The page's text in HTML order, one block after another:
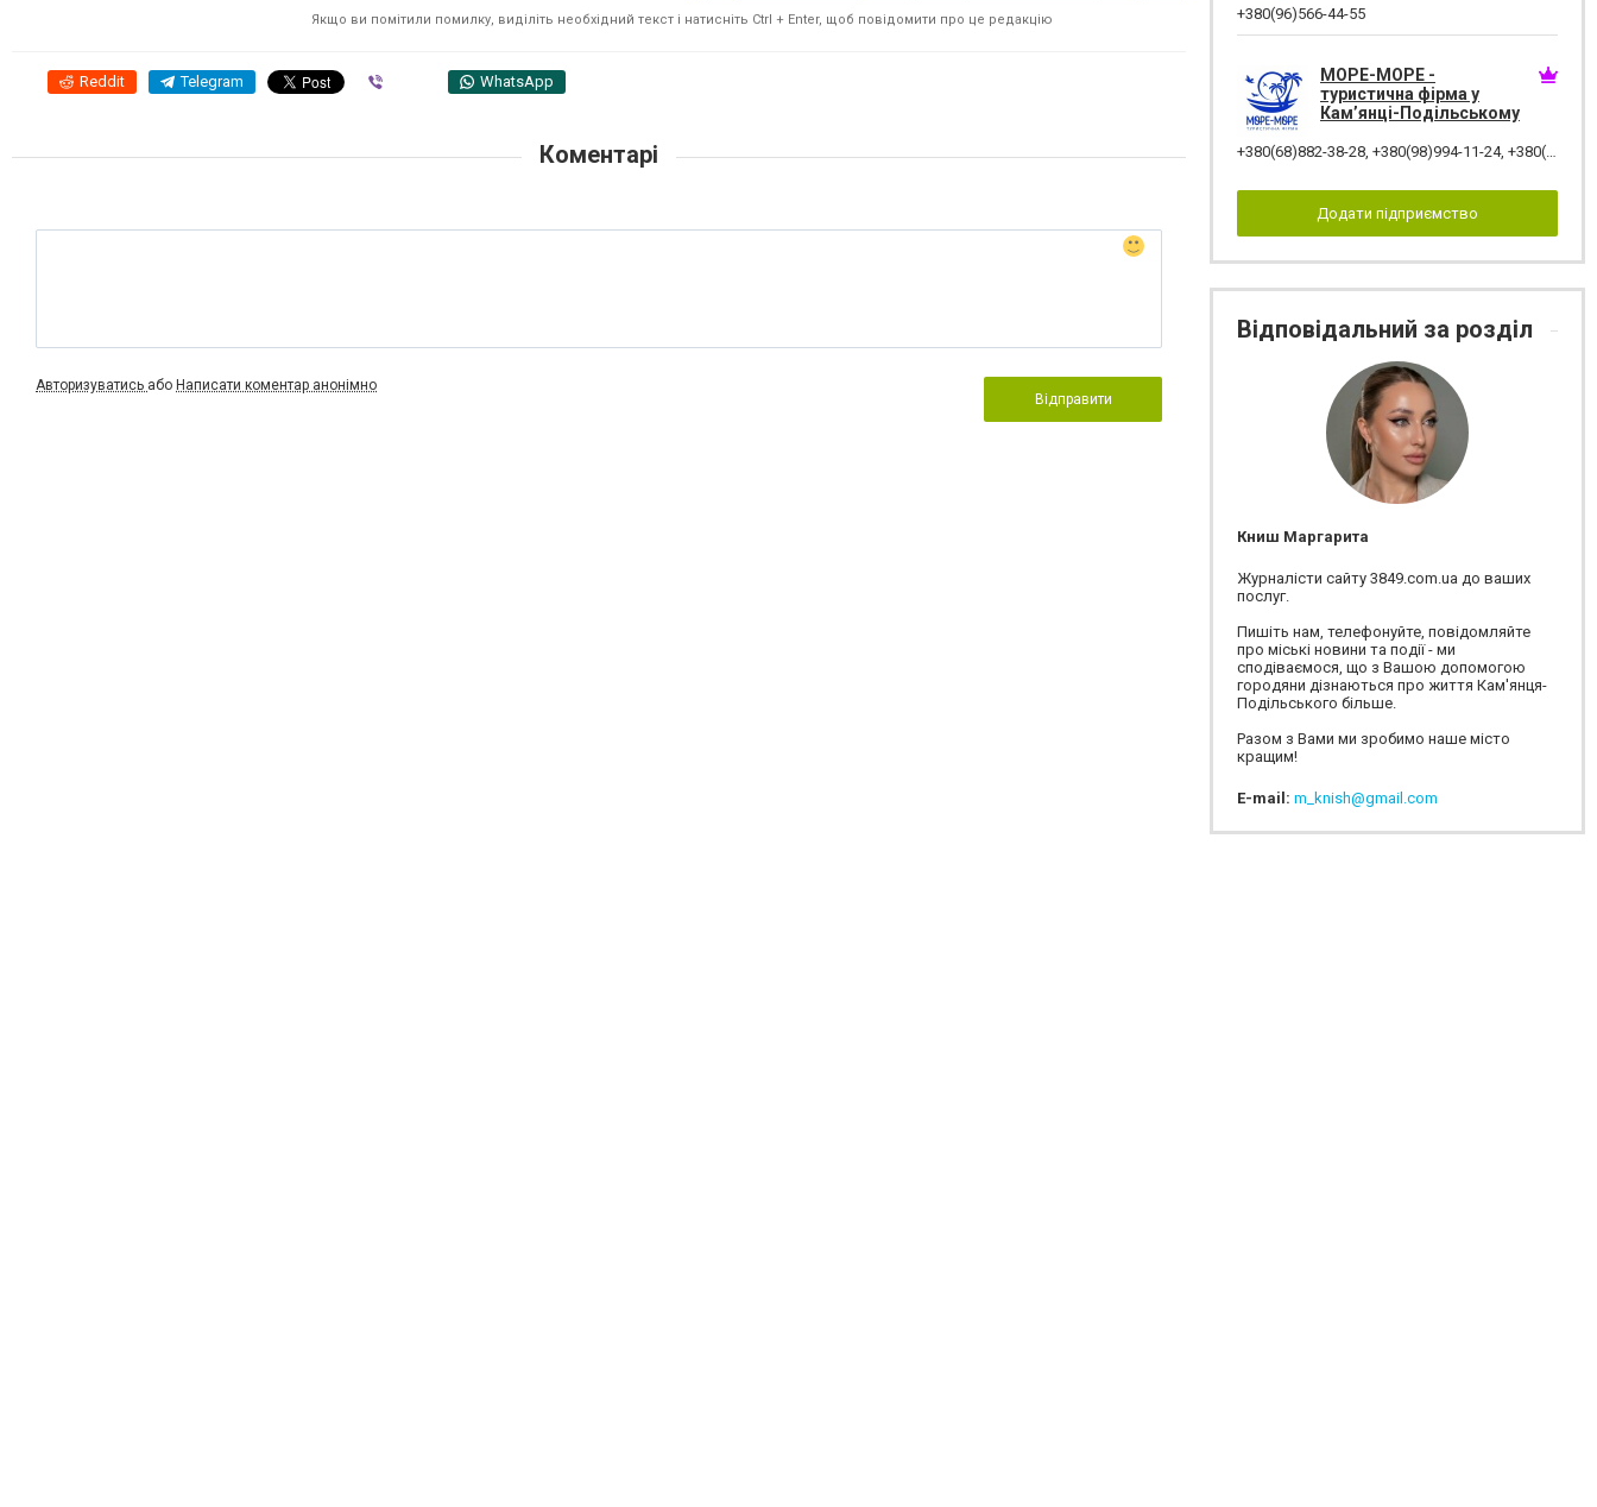
Якщо ви помітили помилку, виділіть необхідний текст і натисніть Ctrl + Enter, щоб повідомити про це редакцію
Reddit Telegram WhatsApp
Коментарі
Авторизуватись або Написати коментар анонімно
Відправити
+380(96)566-44-55
МОРЕ-МОРЕ -
туристична фірма у
Кам’янці-Подільському
+380(68)882-38-28, +380(98)994-11-24, +380(68)118-82-77
Додати підприємство
Відповідальний за розділ
Книш Маргарита
Журналісти сайту 3849.com.ua до ваших
послуг.
Пишіть нам, телефонуйте, повідомляйте
про міські новини та події - ми
сподіваємося, що з Вашою допомогою
городяни дізнаються про життя Кам'янця-
Подільського більше.
Разом з Вами ми зробимо наше місто
кращим!
E-mail: m_knish@gmail.com